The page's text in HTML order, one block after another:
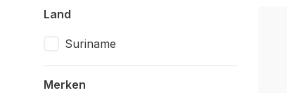
Land
Suriname
Merken